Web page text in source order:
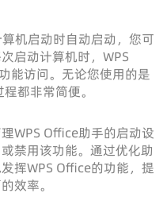
机启动时自动启动，您可
启动计算机时，WPS
能访问。无论您使用的是
都非常简便。
WPS Office助手的启动设
禁用该功能。通过优化助
挥WPS Office的功能，提
效率。